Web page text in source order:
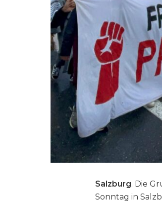
Salzburg. Die
Sonntag in